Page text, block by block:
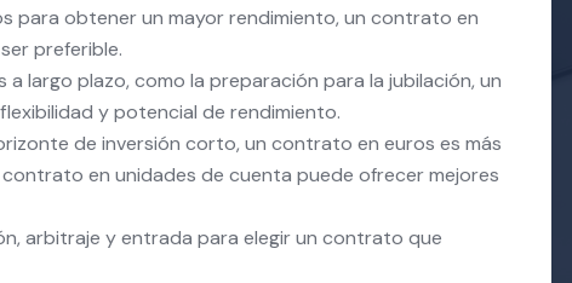
para obtener un mayor rendimiento, un contrato en
preferible.
a largo plazo, como la preparación para la jubilación, un
y potencial de rendimiento.
de inversión corto, un contrato en euros es más
en unidades de cuenta puede ofrecer mejores
arbitraje y entrada para elegir un contrato que